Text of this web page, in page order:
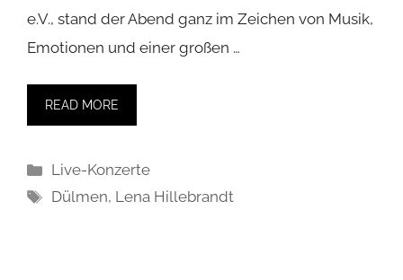
e.V., stand der Abend ganz im Zeichen von Musik,
Emotionen und einer großen …
READ MORE
Kategorien
Live-Konzerte
Schlagwörter
Dülmen, Lena Hillebrandt